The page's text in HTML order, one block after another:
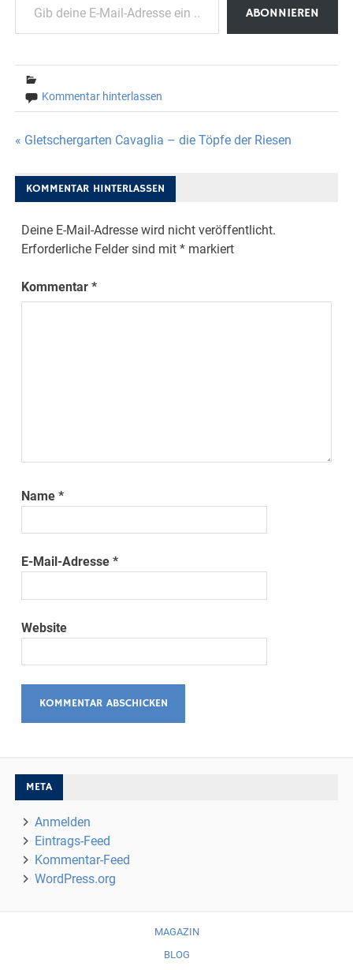
ABONNIEREN
Kommentar hinterlassen
Beitragsnavigation
« Gletschergarten Cavaglia – die Töpfe der Riesen
KOMMENTAR HINTERLASSEN
Deine E-Mail-Adresse wird nicht veröffentlicht.
Erforderliche Felder sind mit* markiert
Kommentar*
Name*
E-Mail-Adresse*
Website
META
Anmelden
Eintrags-Feed
Kommentar-Feed
WordPress.org
MAGAZIN
BLOG